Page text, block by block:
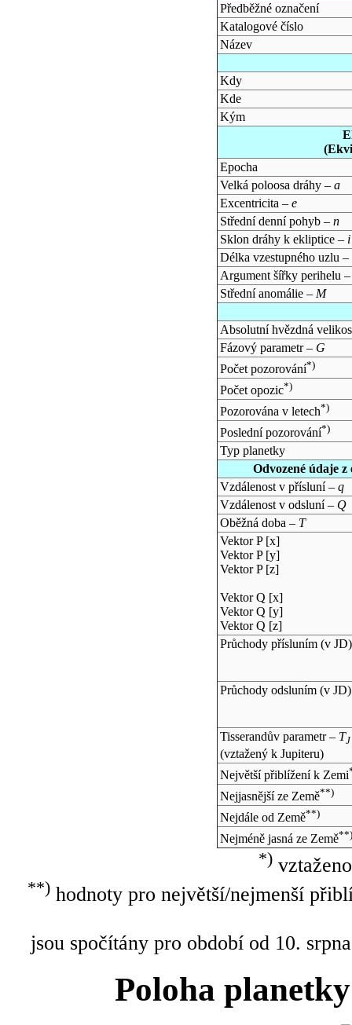
Předběžné označení
Katalogové číslo
Název
Kdy
Kde
Kým
Epocha
Velká poloosa dráhy – a
Excentricita – e
Střední denní pohyb – n
Sklon dráhy k ekliptice – i
Délka vzestupného uzlu –
Argument šířky perihelu
Střední anomálie – M
Absolutní hvězdná
Fázový parametr – G
Počet pozorování*)
Počet opozic*)
Pozorována v letech*)
Poslední pozorování*)
Typ planetky
Odvozené údaje
Vzdálenost v přísluní – q
Vzdálenost v odsluní – Q
Oběžná doba – T
Vektor P [x]
Vektor P [y]
Vektor P [z]
Vektor Q [x]
Vektor Q [y]
Vektor Q [z]
Průchody přísluním (v JD)
Průchody odsluním (v JD)
Tisserandův parametr – TJ
(vztažený k Jupiteru)
Největší přiblížení k Zemi
Nejjasnější ze Země**)
Nejdále od Země**)
Nejméně jasná ze Země**)
*)
**)hodnoty pro největší/nejmenší
jsou spočítány pro období od 10.
Poloha